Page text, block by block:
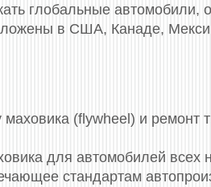
глобальные
в США, Канаде,
(flywheel) и ремонт
для автомобилей
стандартам